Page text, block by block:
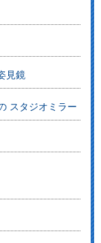
見鏡
スタジオミラー